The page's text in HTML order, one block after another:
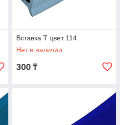
3 ШАГ
Вставка Т цвет 114
Нет в наличии
300 ₸